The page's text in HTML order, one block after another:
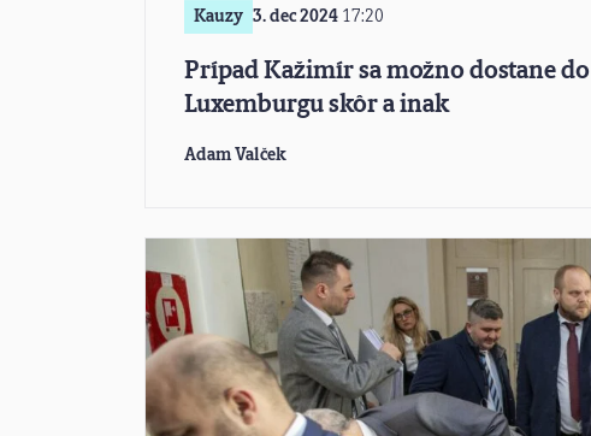
Kauzy 3. dec 2024 17:20
Prípad Kažimír sa možno dostane do
Luxemburgu skôr a inak
Adam Valček